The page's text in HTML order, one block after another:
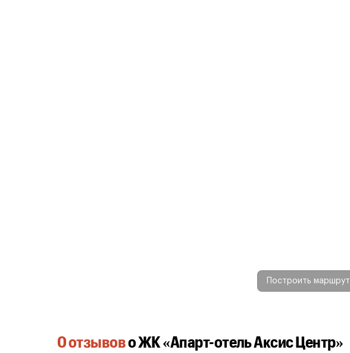
Построить маршрут
0 отзывово ЖК «Апарт-отель Aксис Центр»